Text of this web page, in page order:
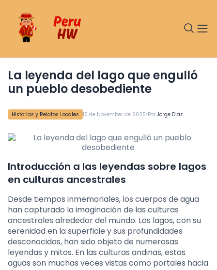
Historias y Relatos Locales 12 de November de 2025•Por Jorge Diaz
La leyenda del lago que engulló
un pueblo desobediente
Introducción a las leyendas sobre lagos
en culturas ancestrales
Desde tiempos inmemoriales, los cuerpos de agua
han capturado la imaginación de las culturas
ancestrales alrededor del mundo. Los lagos, con su
serenidad en la superficie y sus profundidades
desconocidas, han sido objeto de numerosas
leyendas y mitos. En las culturas andinas, estas
aguas son muchas veces vistas como portales hacia